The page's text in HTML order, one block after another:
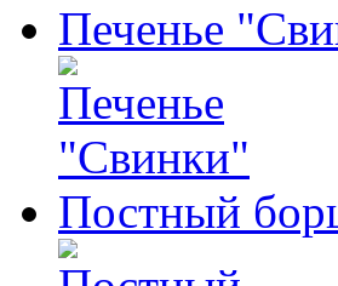
Печенье
Постный